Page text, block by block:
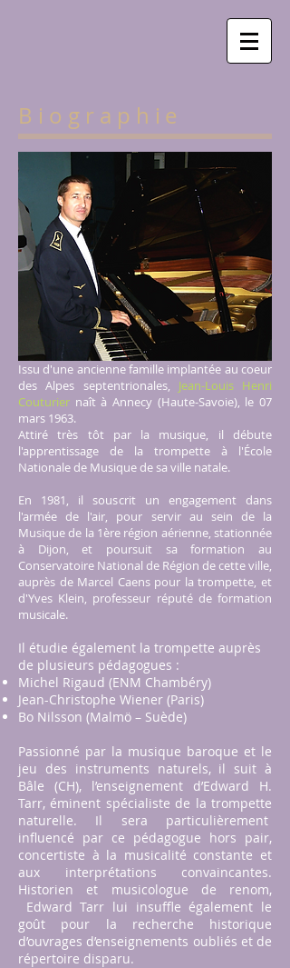
B i o g r a p h ie
Issu d'une ancienne famille implantée au coeur
des Alpes septentrionales, Jean-Louis Henri
Couturier naît à Annecy (Haute-Savoie), le 07
mars 1963.
Attiré très tôt par la musique, il débute
l'apprentissage de la trompette à l'École
Nationale de Musique de sa ville natale.
En 1981, il souscrit un engagement dans
l'armée de l'air, pour servir au sein de la
Musique de la 1ère région aérienne, stationnée
à Dijon, et poursuit sa formation au
Conservatoire National de Région de cette ville,
auprès de Marcel Caens pour la trompette, et
d'Yves Klein, professeur réputé de formation
musicale.
Il étudie également la trompette auprès
de plusieurs pédagogues :
Michel Rigaud (ENM Chambéry)
Jean-Christophe Wiener (Paris)
Bo Nilsson (Malmö – Suède)
Passionné par la musique baroque et le
jeu des instruments naturels, il suit à
Bâle (CH), l’enseignement d’Edward H.
Tarr, éminent spécialiste de la trompette
naturelle. Il sera particulièrement
influencé par ce pédagogue hors pair,
concertiste à la musicalité constante et
aux interprétations convaincantes.
Historien et musicologue de renom,
Edward Tarr lui insuffle également le
goût pour la recherche historique
d’ouvrages d’enseignements oubliés et de
répertoire disparu.